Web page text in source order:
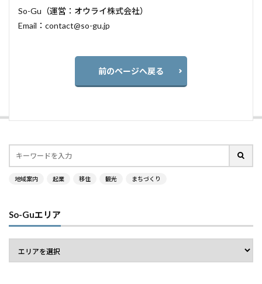
So-Gu（運営：オウライ株式会社）
Email：contact@so-gu.jp
前のページへ戻る
地域案内 起業 移住 観光 まちづくり
So-Guエリア